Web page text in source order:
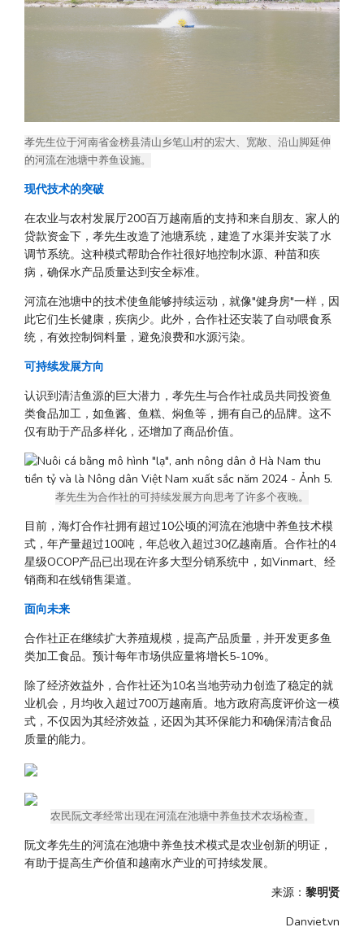
孝先生位于河南省金榜县清山乡笔山村的宏大、宽敞、沿山脚延伸
的河流在池塘中养鱼设施。
现代技术的突破
在农业与农村发展厅200百万越南盾的支持和来自朋友、家人的
贷款资金下，孝先生改造了池塘系统，建造了水渠并安装了水
调节系统。这种模式帮助合作社很好地控制水源、种苗和疾
病，确保水产品质量达到安全标准。
河流在池塘中的技术使鱼能够持续运动，就像"健身房"一样，因
此它们生长健康，疾病少。此外，合作社还安装了自动喂食系
统，有效控制饲料量，避免浪费和水源污染。
可持续发展方向
认识到清洁鱼源的巨大潜力，孝先生与合作社成员共同投资鱼
类食品加工，如鱼酱、鱼糕、焖鱼等，拥有自己的品牌。这不
仅有助于产品多样化，还增加了商品价值。
孝先生为合作社的可持续发展方向思考了许多个夜晚。
目前，海灯合作社拥有超过10公顷的河流在池塘中养鱼技术模
式，年产量超过100吨，年总收入超过30亿越南盾。合作社的4
星级OCOP产品已出现在许多大型分销系统中，如Vinmart、经
销商和在线销售渠道。
面向未来
合作社正在继续扩大养殖规模，提高产品质量，并开发更多鱼
类加工食品。预计每年市场供应量将增长5-10%。
除了经济效益外，合作社还为10名当地劳动力创造了稳定的就
业机会，月均收入超过700万越南盾。地方政府高度评价这一模
式，不仅因为其经济效益，还因为其环保能力和确保清洁食品
质量的能力。
农民阮文孝经常出现在河流在池塘中养鱼技术农场检查。
阮文孝先生的河流在池塘中养鱼技术模式是农业创新的明证，
有助于提高生产价值和越南水产业的可持续发展。
来源： 黎明贤
Danviet.vn